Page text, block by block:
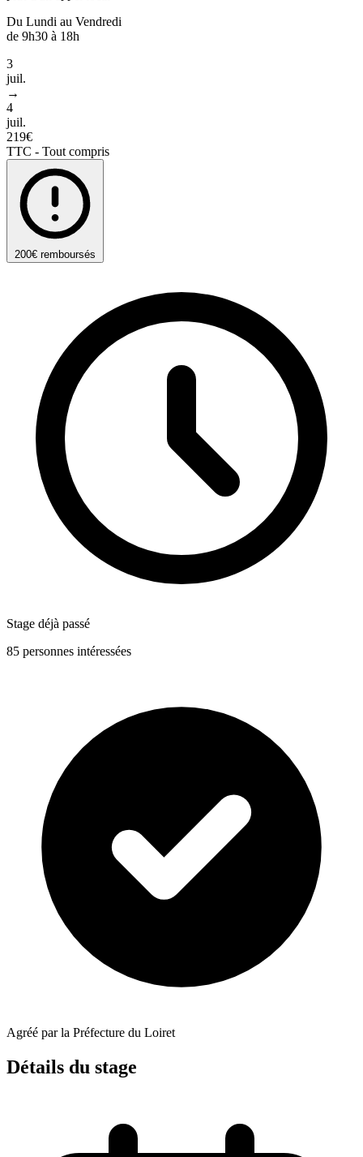
Du Lundi au Vendredi
de 9h30 à 18h
3
juil.
→
4
juil.
219€
TTC - Tout compris
200€ remboursés
Stage déjà passé
85 personnes intéressées
Agréé par la Préfecture du Loiret
Détails du stage